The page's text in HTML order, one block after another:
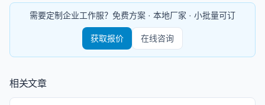
需要定制企业工作服？免费方案 · 本地厂家 · 小批量可订
获取报价 在线咨询
相关文章